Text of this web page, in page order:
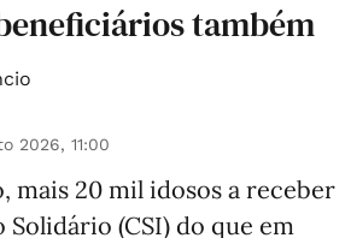
também
2026, 11:00
mais 20 mil idosos a receber
(CSI) do que em